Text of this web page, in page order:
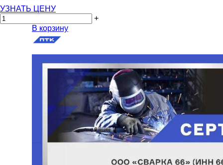
УЗНАТЬ ЦЕНУ
+
В корзину